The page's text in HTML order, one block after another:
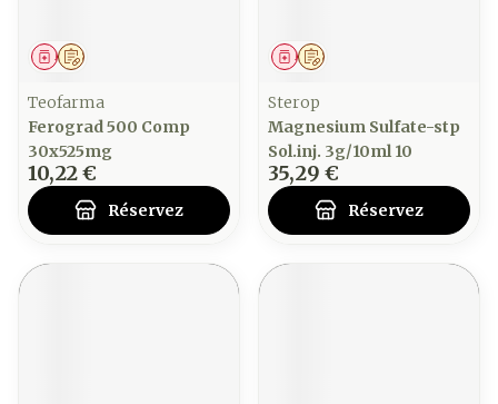
Sur prescription
Médicament
Teofarma
Ferograd 500 Comp
30x525mg
10,22 €
Réservez
Sur prescription
Médicament
Sterop
Magnesium Sulfate-stp
Sol.inj. 3g/10ml 10
35,29 €
Réservez